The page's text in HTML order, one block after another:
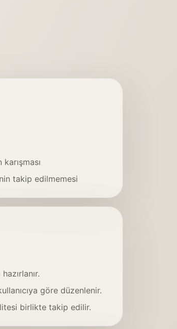
takip edilmemesi
göre düzenlenir.
birlikte takip edilir.